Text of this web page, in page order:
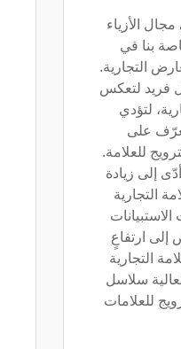
الأزياء
بنا في
التجارية.
لتعكس
لتؤدي
على
للعلامة.
إلى زيادة
التجارية
إلى ارتفاعٍ
التجارية
سلاسل
للعلامات